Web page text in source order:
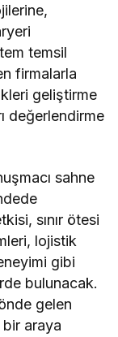
temsil
firmalarla
geliştirme
değerlendirme
sahne
sınır ötesi
lojistik
gibi
bulunacak.
gelen
bir araya